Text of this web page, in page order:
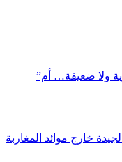
تحتفي بكتاب “9.. لا قوية ولا ضعيفة… أم”
خارج موائد المغاربة